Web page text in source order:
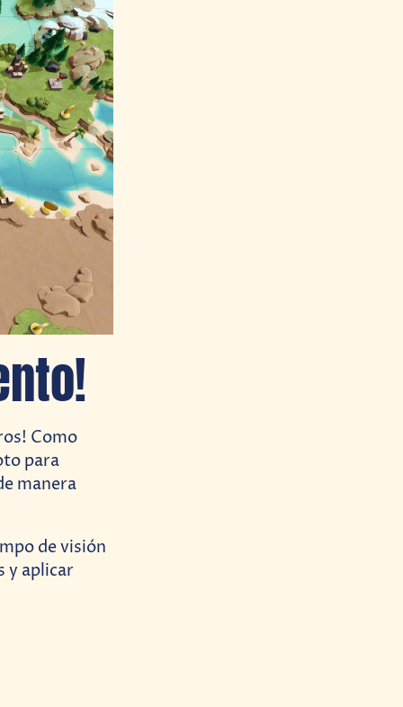
Como
para
manera
de visión
y aplicar